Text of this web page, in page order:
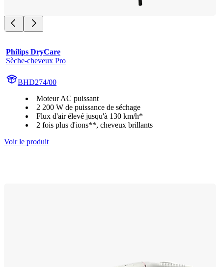
Philips DryCare
Sèche-cheveux Pro
BHD274/00
Moteur AC puissant
2 200 W de puissance de séchage
Flux d'air élevé jusqu'à 130 km/h*
2 fois plus d'ions**, cheveux brillants
Voir le produit